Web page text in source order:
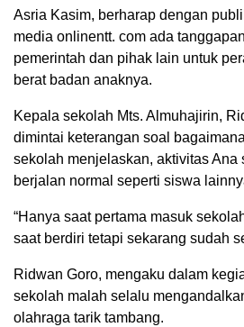
Asria Kasim, berharap dengan
media onlinentt. com ada
pemerintah dan pihak lain untuk
berat badan anaknya.
Kepala sekolah Mts. Almuhajirin,
dimintai keterangan soal
sekolah menjelaskan, aktivitas Ana
berjalan normal seperti siswa
“Hanya saat pertama masuk
saat berdiri tetapi sekarang sudah
Ridwan Goro, mengaku dalam
sekolah malah selalu
olahraga tarik tambang.